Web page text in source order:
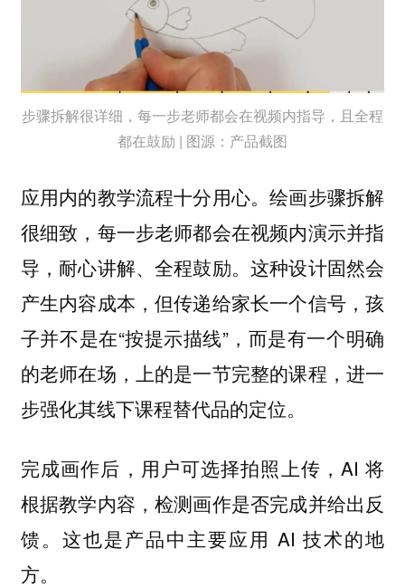
步骤拆解很详细，每一步老师都会在视频内指导，且全程
都在鼓励 | 图源：产品截图
应用内的教学流程十分用心。绘画步骤拆解
很细致，每一步老师都会在视频内演示并指
导，耐心讲解、全程鼓励。这种设计固然会
产生内容成本，但传递给家长一个信号，孩
子并不是在“按提示描线”，而是有一个明确
的老师在场，上的是一节完整的课程， 进一
步强化其线下课程替代品的定位。
完成画作后，用户可选择拍照上传，AI 将
根据教学内容，检测画作是否完成并给出反
馈。这也是产品中主要应用 AI 技术的地
方。